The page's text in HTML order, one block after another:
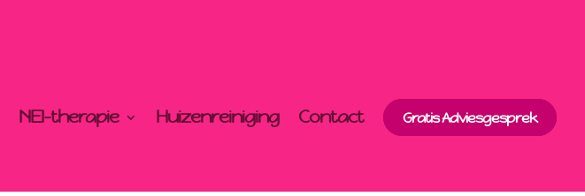
NEI-therapie Huizenreiniging Contact Gratis Adviesgesprek